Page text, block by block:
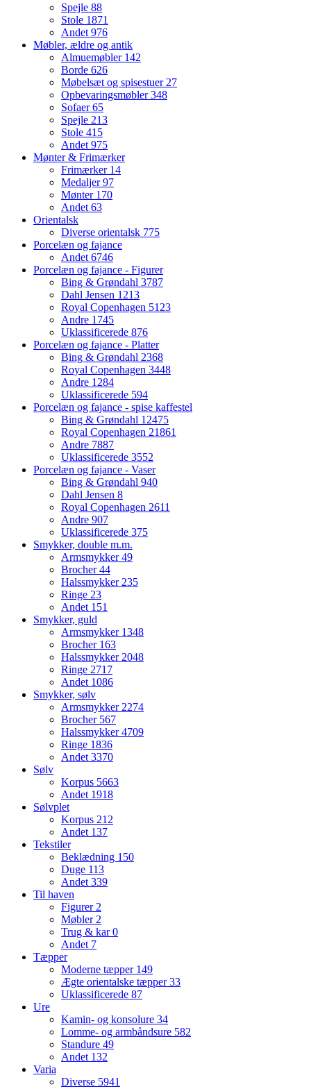
Spejle 88
Stole 1871
Andet976
Møbler, ældre og antik
Almuemøbler 142
Borde 626
Møbelsæt og spisestuer27
Opbevaringsmøbler348
Sofaer65
Spejle 213
Stole 415
Andet975
Mønter & Frimærker
Frimærker 14
Medaljer97
Mønter 170
Andet63
Orientalsk
Diverse orientalsk 775
Porcelæn og fajance
Andet6746
Porcelæn og fajance - Figurer
Bing & Grøndahl 3787
Dahl Jensen 1213
Royal Copenhagen 5123
Andre 1745
Uklassificerede 876
Porcelæn og fajance - Platter
Bing & Grøndahl 2368
Royal Copenhagen 3448
Andre 1284
Uklassificerede 594
Porcelæn og fajance - spise kaffestel
Bing & Grøndahl 12475
Royal Copenhagen 21861
Andre 7887
Uklassificerede 3552
Porcelæn og fajance - Vaser
Bing & Grøndahl 940
Dahl Jensen 8
Royal Copenhagen 2611
Andre 907
Uklassificerede 375
Smykker, double m.m.
Armsmykker49
Brocher44
Halssmykker235
Ringe 23
Andet 151
Smykker, guld
Armsmykker 1348
Brocher 163
Halssmykker2048
Ringe 2717
Andet 1086
Smykker, sølv
Armsmykker2274
Brocher 567
Halssmykker4709
Ringe 1836
Andet3370
Sølv
Korpus 5663
Andet 1918
Sølvplet
Korpus 212
Andet 137
Tekstiler
Beklædning 150
Duge 113
Andet339
Til haven
Figurer2
Møbler2
Trug & kar0
Andet 7
Tæpper
Moderne tæpper 149
Ægte orientalske tæpper33
Uklassificerede 87
Ure
Kamin- og konsolure 34
Lomme- og armbåndsure 582
Standure 49
Andet 132
Varia
Diverse 5941